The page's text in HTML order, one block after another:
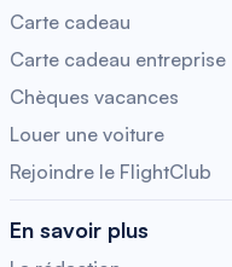
Carte cadeau
Carte cadeau entreprise
Chèques vacances
Louer une voiture
Rejoindre le FlightClub
En savoir plus